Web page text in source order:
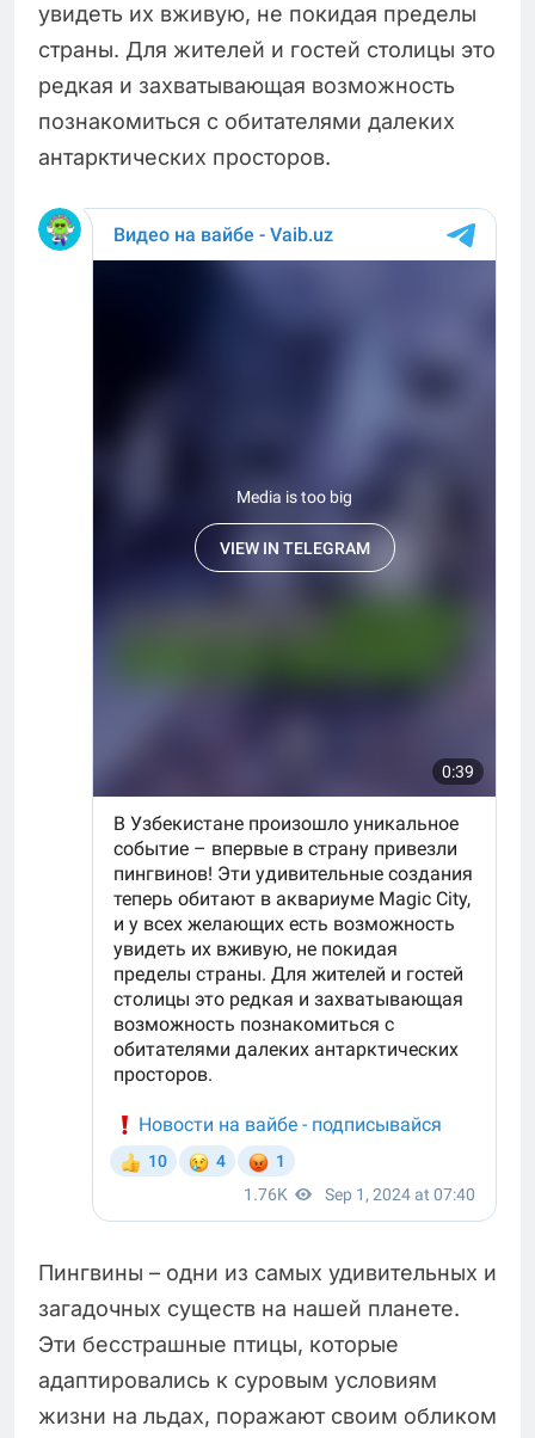
увидеть их вживую, не покидая пределы
страны. Для жителей и гостей столицы это
редкая и захватывающая возможность
познакомиться с обитателями далеких
антарктических просторов.
Пингвины – одни из самых удивительных и
загадочных существ на нашей планете.
Эти бесстрашные птицы, которые
адаптировались к суровым условиям
жизни на льдах, поражают своим обликом